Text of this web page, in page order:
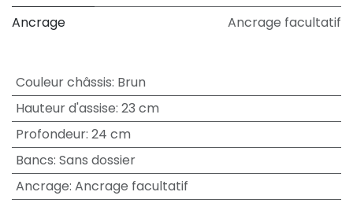
Ancrage
Ancrage facultatif
Couleur châssis: Brun
Hauteur d'assise: 23 cm
Profondeur: 24 cm
Bancs: Sans dossier
Ancrage: Ancrage facultatif